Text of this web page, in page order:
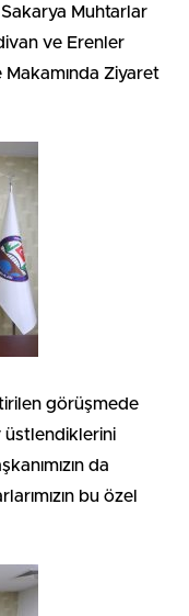
Muhtarlar
ve Erenler
Ziyaret
görüşmede
üstlendiklerini
da
bu özel